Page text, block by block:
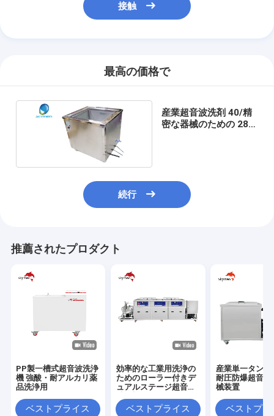
接触
最高の価格で
産業超音波洗剤 40/精
密な器械のための 28
続行
推薦されたプロダクト
PP製一槽式超音波洗浄
機 強酸・耐アルカリ薬
品洗浄用
ベストプライス
効率的な工業用洗浄の
ためのローラー付きデ
ュアルステージ超音波
ベストプライス
産業単一タンク
耐圧防爆超音波
械装置
ベストプラ